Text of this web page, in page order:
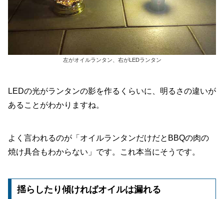
左がオイルランタン、右がLEDランタン
LEDの光がランタンの影を作るくらいに、明るさの違いが
あることがわかりますね。
よく言われるのが「オイルランタンだけだとBBQの肉の
焼け具合もわからない」です。これ本当にそうです。
揺らしたり傾ければオイルは漏れる